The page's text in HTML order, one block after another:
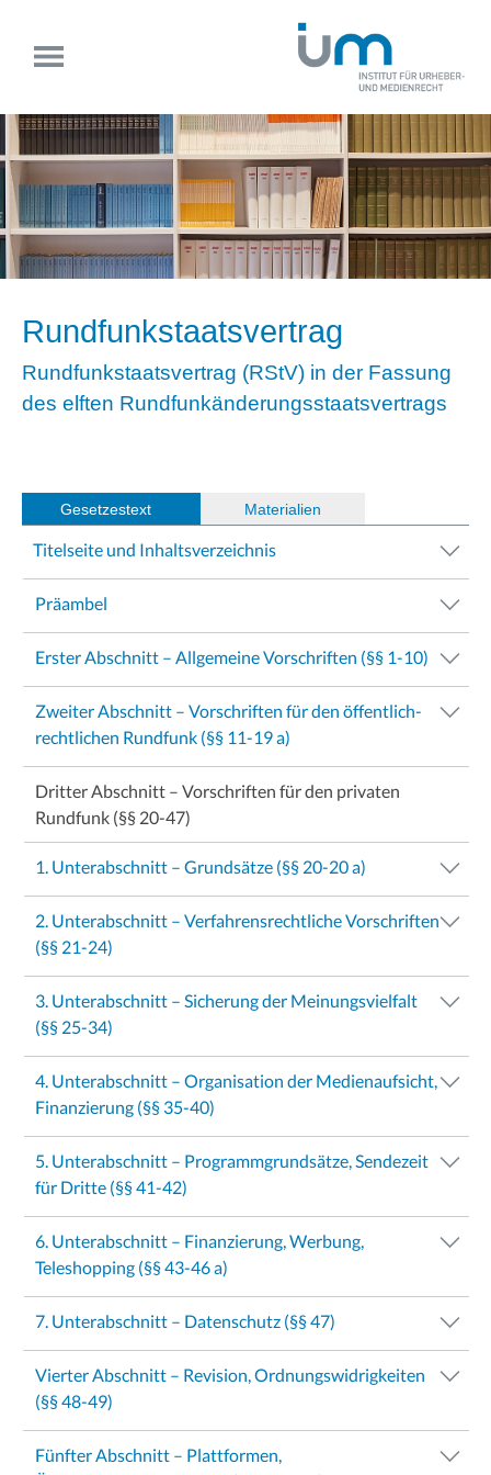
Rundfunkstaatsvertrag
Rundfunkstaatsvertrag (RStV) in der Fassung
des elften Rundfunkänderungsstaatsvertrags
Gesetzestext Materialien
Titelseite und Inhaltsverzeichnis
Präambel
Erster Abschnitt – Allgemeine Vorschriften (§§ 1-10)
Zweiter Abschnitt – Vorschriften für den öffentlich-
rechtlichen Rundfunk (§§ 11-19 a)
Dritter Abschnitt – Vorschriften für den privaten
Rundfunk (§§ 20-47)
1. Unterabschnitt – Grundsätze (§§ 20-20 a)
2. Unterabschnitt – Verfahrensrechtliche Vorschriften
(§§ 21-24)
3. Unterabschnitt – Sicherung der Meinungsvielfalt
(§§ 25-34)
4. Unterabschnitt – Organisation der Medienaufsicht,
Finanzierung (§§ 35-40)
5. Unterabschnitt – Programmgrundsätze, Sendezeit
für Dritte (§§ 41-42)
6. Unterabschnitt – Finanzierung, Werbung,
Teleshopping (§§ 43-46 a)
7. Unterabschnitt – Datenschutz (§§ 47)
Vierter Abschnitt – Revision, Ordnungswidrigkeiten
(§§ 48-49)
Fünfter Abschnitt – Plattformen,